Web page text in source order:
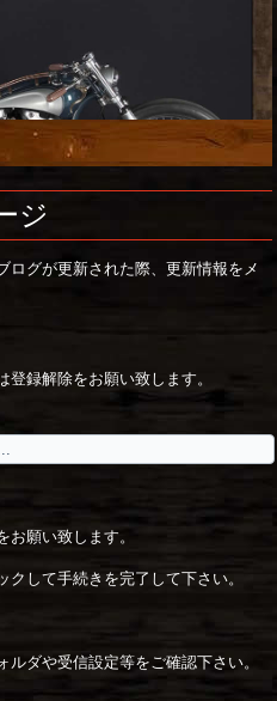
ジ
ログが更新された際、更新情報をメ
録解除をお願い致します。
願い致します。
して手続きを完了して下さい。
ダや受信設定等をご確認下さい。